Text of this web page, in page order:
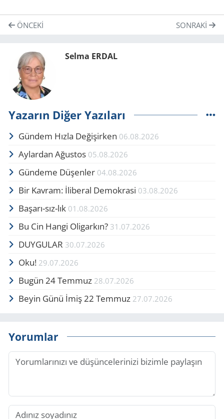
ÖNCEKI SONRAKI
Selma ERDAL
Yazarın Diğer Yazıları
Gündem Hızla Değişirken 06.08.2026
Aylardan Ağustos 05.08.2026
Gündeme Düşenler 04.08.2026
Bir Kavram: İliberal Demokrasi 03.08.2026
Başarı-sız-lık 01.08.2026
Bu Cin Hangi Oligarkın? 31.07.2026
DUYGULAR 30.07.2026
Oku! 29.07.2026
Bugün 24 Temmuz 28.07.2026
Beyin Günü İmiş 22 Temmuz 27.07.2026
Yorumlar